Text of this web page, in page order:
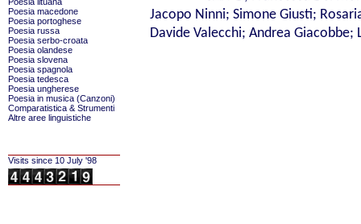
Poesia macedone
Poesia portoghese
Poesia russa
Poesia serbo-croata
Poesia olandese
Poesia slovena
Poesia spagnola
Poesia tedesca
Poesia ungherese
Poesia in musica (Canzoni)
Comparatistica & Strumenti
Altre aree linguistiche
Visits since 10 July '98
Jacopo Ninni; Simone Giusti;
Davide Valecchi; Andrea Giacobbe;